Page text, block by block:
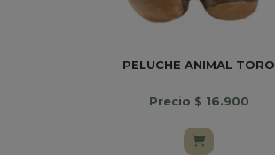
PELUCHE ANIMAL TORO
Precio $ 16.900